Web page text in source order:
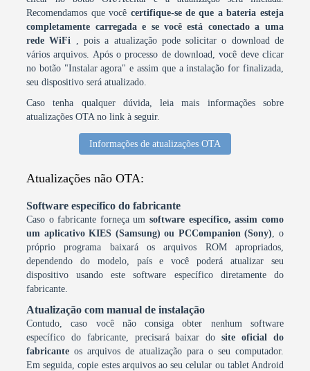
Recomendamos que você certifique-se de que a bateria esteja
completamente carregada e se você está conectado a uma
rede WiFi , pois a atualização pode solicitar o download de
vários arquivos. Após o processo de download, você deve clicar
no botão "Instalar agora" e assim que a instalação for finalizada,
seu dispositivo será atualizado.
Caso tenha qualquer dúvida, leia mais informações sobre
atualizações OTA no link à seguir.
Informações de atualizações OTA
Atualizações não OTA:
Software específico do fabricante
Caso o fabricante forneça umsoftware específico, assim como
um aplicativo KIES (Samsung) ou PCCompanion (Sony), o
próprio programa baixará os arquivos ROM apropriados,
dependendo do modelo, país e você poderá atualizar seu
dispositivo usando este software específico diretamente do
fabricante.
Atualização com manual de instalação
Contudo, caso você não consiga obter nenhum software
específico do fabricante, precisará baixar dosite oficial do
fabricante os arquivos de atualização para o seu computador.
Em seguida, copie estes arquivos ao seu celular ou tablet Android